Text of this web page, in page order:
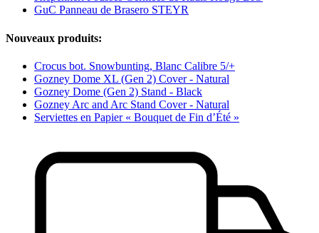
GuC Panneau de Brasero STEYR
Nouveaux produits:
Crocus bot. Snowbunting, Blanc Calibre 5/+
Gozney Dome XL (Gen 2) Cover - Natural
Gozney Dome (Gen 2) Stand - Black
Gozney Arc and Arc Stand Cover - Natural
Serviettes en Papier « Bouquet de Fin d’Été »